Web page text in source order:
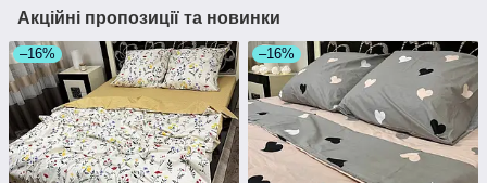
Акційні пропозиції та новинки
–16% –16%